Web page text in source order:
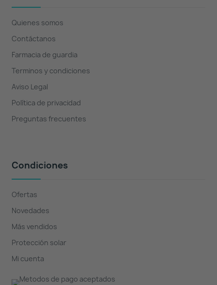
Quienes somos
Contáctanos
Farmacia de guardia
Terminos y condiciones
Aviso Legal
Política de privacidad
Preguntas frecuentes
Condiciones
Ofertas
Novedades
Más vendidos
Protección solar
Mi cuenta